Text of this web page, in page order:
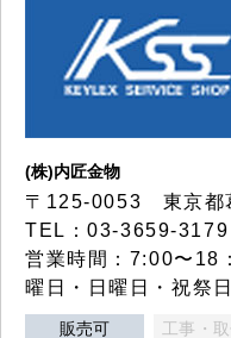
(株)内匠金物
〒125-0053 東京都
TEL：03-3659-
営業時間：7:00〜18
曜日・日曜日・祝祭日
販売可 工事・